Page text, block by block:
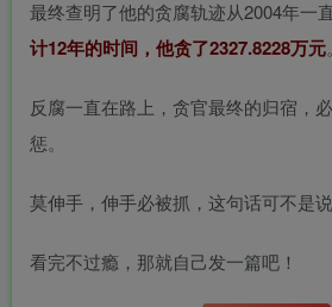
最终查明了他的贪腐轨迹从2004年一
计12年的时间，他贪了2327.8228万元。
反腐一直在路上，贪官最终的归宿，
惩。
莫伸手，伸手必被抓，这句话可不是说
看完不过瘾，那就自己发一篇吧！